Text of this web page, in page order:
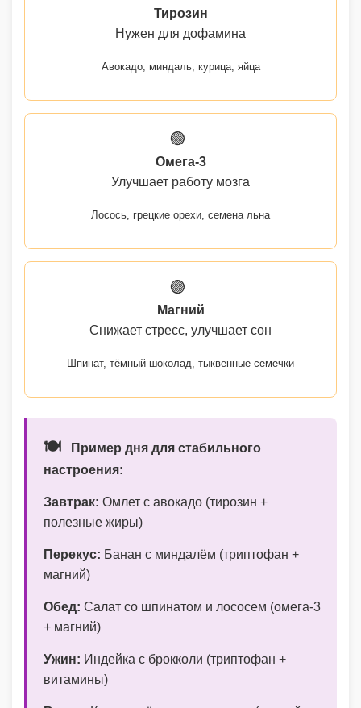
Тирозин
Нужен для дофамина
Авокадо, миндаль, курица, яйца
🟢
Омега-3
Улучшает работу мозга
Лосось, грецкие орехи, семена льна
🟣
Магний
Снижает стресс, улучшает сон
Шпинат, тёмный шоколад, тыквенные семечки
🍽️
Пример дня для стабильного
настроения:
Завтрак: Омлет с авокадо (тирозин +
полезные жиры)
Перекус: Банан с миндалём (триптофан +
магний)
Обед: Салат со шпинатом и лососем (омега-3
+ магний)
Ужин: Индейка с брокколи (триптофан +
витамины)